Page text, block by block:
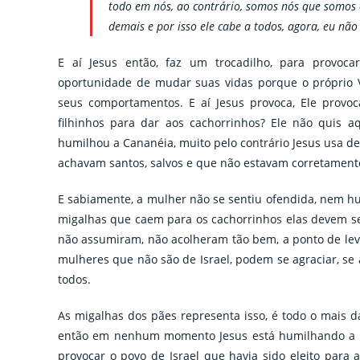
todo em nós, ao contrário, somos nós que
demais e por isso ele cabe a todos, agora, eu
E aí Jesus então, faz um trocadilho, para
oportunidade de mudar suas vidas porque o próprio
seus comportamentos. E aí Jesus provoca, Ele
filhinhos para dar aos cachorrinhos? Ele não quis
humilhou a Cananéia, muito pelo contrário Jesus usa
achavam santos, salvos e que não estavam
E sabiamente, a mulher não se sentiu ofendida, nem
migalhas que caem para os cachorrinhos elas devem
não assumiram, não acolheram tão bem, a ponto de
mulheres que não são de Israel, podem se agraciar,
todos.
As migalhas dos pães representa isso, é todo o mais
então em nenhum momento Jesus está humilhando
provocar o povo de Israel que havia sido eleito para